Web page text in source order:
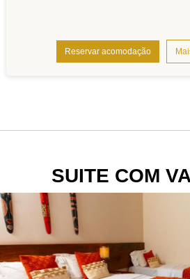
Reservar acomodação
SUITE COM